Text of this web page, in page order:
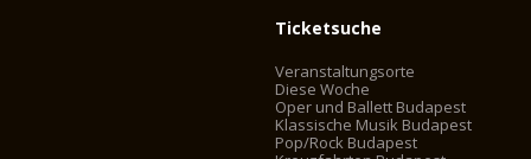
Ticketsuche
Veranstaltungsorte
Diese Woche
Oper und Ballett Budapest
Klassische Musik Budapest
Pop/Rock Budapest